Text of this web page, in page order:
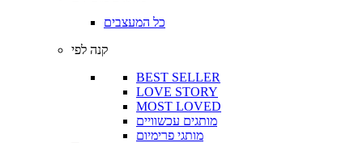
כל המעצבים
קנה לפי
BEST SELLER
LOVE STORY
MOST LOVED
מותגים עכשוויים
מותגי פרימיום